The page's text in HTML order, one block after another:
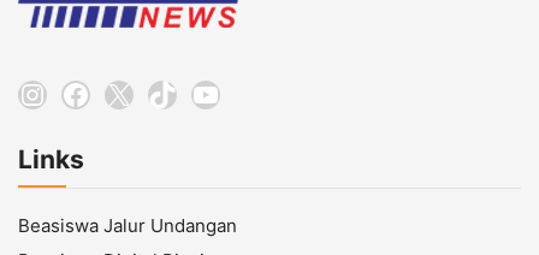
Instagram
Facebook
X TikTokYouTube
Links
Beasiswa Jalur Undangan